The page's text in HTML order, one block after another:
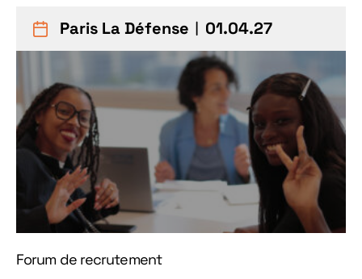
Paris La Défense ︱01.04.27
Forum de recrutement